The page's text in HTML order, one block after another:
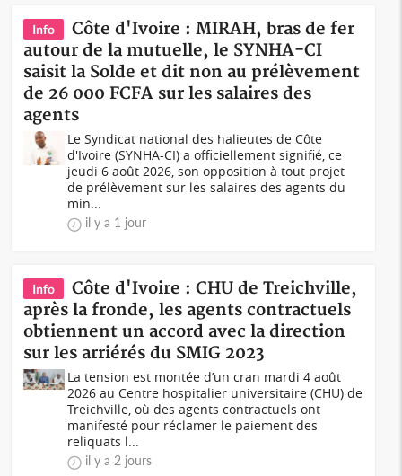
Info
Côte d'Ivoire : MIRAH, bras de fer
autour de la mutuelle, le SYNHA-CI
saisit la Solde et dit non au prélèvement
de 26 000 FCFA sur les salaires des
agents
Le Syndicat national des halieutes de Côte
d'Ivoire (SYNHA-CI) a officiellement signifié, ce
jeudi 6 août 2026, son opposition à tout projet
de prélèvement sur les salaires des agents du
min...
il y a 1 jour
Info
Côte d'Ivoire : CHU de Treichville,
après la fronde, les agents contractuels
obtiennent un accord avec la direction
sur les arriérés du SMIG 2023
La tension est montée d’un cran mardi 4 août
2026 au Centre hospitalier universitaire (CHU) de
Treichville, où des agents contractuels ont
manifesté pour réclamer le paiement des
reliquats l...
il y a 2 jours